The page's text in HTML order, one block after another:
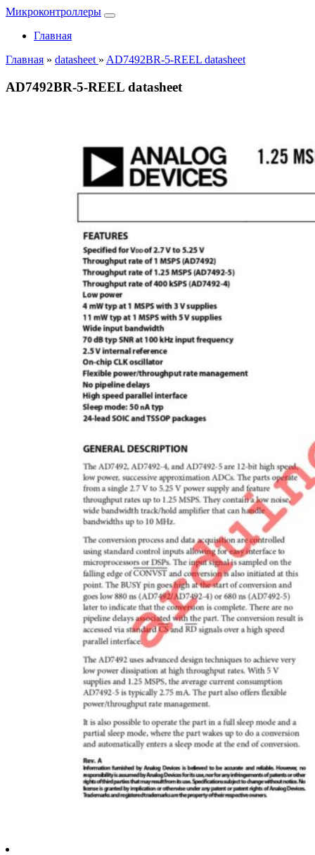
Микроконтроллеры
Главная
Главная » datasheet » AD7492BR-5-REEL datasheet
AD7492BR-5-REEL datasheet